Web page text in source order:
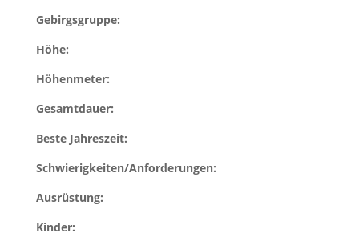
Gebirgsgruppe:
Höhe:
Höhenmeter:
Gesamtdauer:
Beste Jahreszeit:
Schwierigkeiten/Anforderungen:
Ausrüstung:
Kinder: